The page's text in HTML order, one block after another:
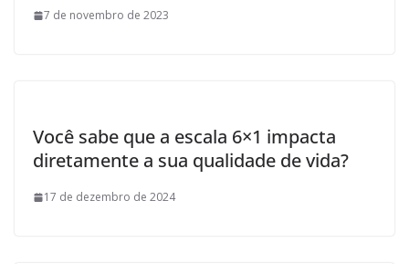
7 de novembro de 2023
Você sabe que a escala 6×1 impacta
diretamente a sua qualidade de vida?
17 de dezembro de 2024